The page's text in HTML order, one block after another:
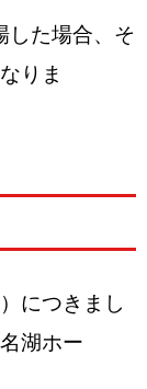
した場合、そ
りま
につきまし
湖ホー